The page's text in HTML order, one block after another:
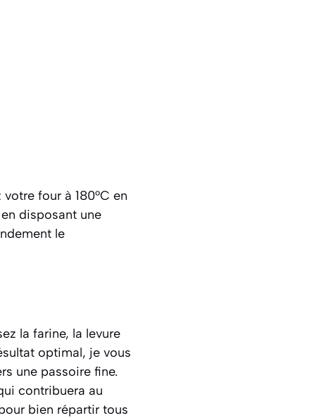
four à 180°C en
disposant une
le
la farine, la levure
optimal, je vous
une passoire fine.
contribuera au
bien répartir tous